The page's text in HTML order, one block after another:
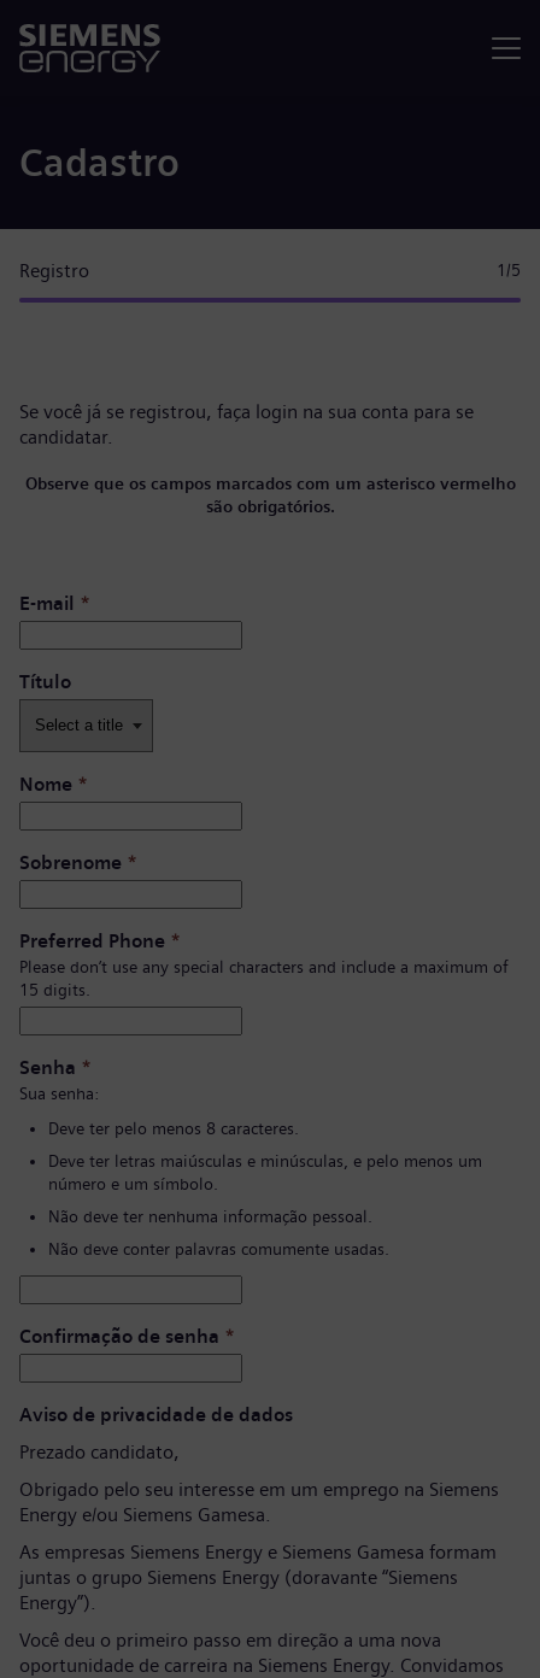
Cadastro
Registro 1 /5
Se você já se registrou, faça login na sua conta para se
candidatar.
Observe que os campos marcados com um asterisco vermelho
são obrigatórios.
E-mail *
Título
Nome *
Sobrenome *
Preferred Phone *
Please don’t use any special characters and include a maximum of
15 digits.
Senha *
Sua senha:
Deve ter pelo menos 8 caracteres.
Deve ter letras maiúsculas e minúsculas, e pelo menos um
número e um símbolo.
Não deve ter nenhuma informação pessoal.
Não deve conter palavras comumente usadas.
Confirmação de senha *
Aviso de privacidade de dados
Prezado candidato,
Obrigado pelo seu interesse em um emprego na Siemens
Energy e/ou Siemens Gamesa.
As empresas Siemens Energy e Siemens Gamesa formam
juntas o grupo Siemens Energy (doravante “Siemens
Energy”).
Você deu o primeiro passo em direção a uma nova
oportunidade de carreira na Siemens Energy. Convidamos